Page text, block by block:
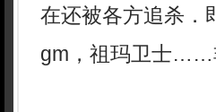
在还被各方追杀．
gm，祖玛卫士……